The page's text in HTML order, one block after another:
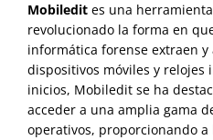
Mobiledit es una
revolucionado la forma en
informática forense extraen
dispositivos móviles y relojes
inicios, Mobiledit se ha
acceder a una amplia gama
operativos, proporcionando